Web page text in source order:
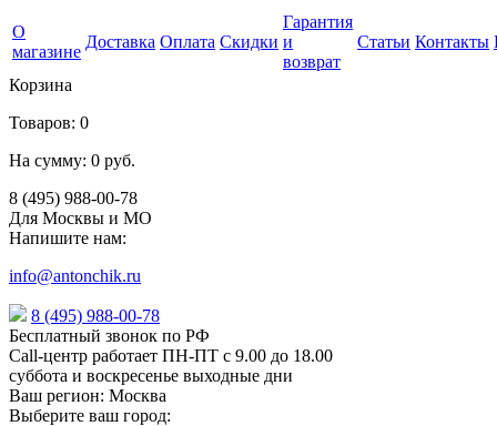
О
магазине
Доставка Оплата Скидки
Гарантия
и
возврат
Статьи Контакты
Корзина
Товаров: 0
На сумму: 0 руб.
8 (495) 988-00-78
Для Москвы и МО
Напишите нам:
info@antonchik.ru
8 (495) 988-00-78
Бесплатный звонок по РФ
Call-центр работает ПН-ПТ с 9.00 до 18.00
суббота и воскресенье выходные дни
Ваш регион: Москва
Выберите ваш город: